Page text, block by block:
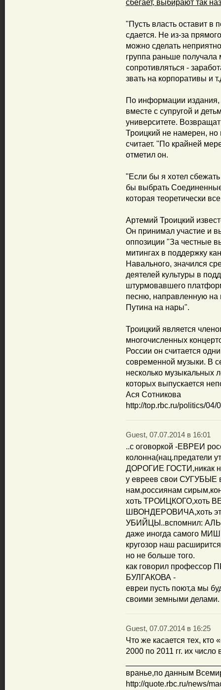
сбегает, выбирают так
"Пусть власть оставит в
сдается. Не из-за
можно сделать
группа раньше получала
сопротивляться -
звать на корпоративы и
По информации издания,
вместе с супругой и
университете.
Троицкий не намерен,
считает. "По крайней
отметил он.
"Если бы я хотел
бы выбрать
которая теоретически
Артемий Троицкий
Он принимал участие и
оппозиции "За честные
митингах в поддержку
Навального, значился
деятелей культуры в
штурмовавшего
песню, направленную на
Путина на нары".
Троицкий является
многочисленных
России он считается
современной музыки. В
несколько музыкальных
которых выпускается
Ася Сотникова
http://top.rbc.ru/politics/04/
Guest, 07.07.2014 в 16:01
..с оговоркой -ЕВРЕИ
колонна(нац.предатели
ДОРОГИЕ ГОСТИ,никак не
у евреев свои СУГУБЫЕ
нам,россиянам
хоть ТРОИЦКОГО,хоть
ШВОНДЕРОВИЧА,хоть
УБИЙЦЫ..вспомнил:
даже иногда самого
кругозор наш
но не больше того.
как говорил
БУЛГАКОВА -
евреи пусть поют,а мы
своими земными делами.
Guest, 07.07.2014 в 16:25
Что же касается тех, кто
2000 по 2011 гг. их
вранье,по данным
http://quote.rbc.ru/news/